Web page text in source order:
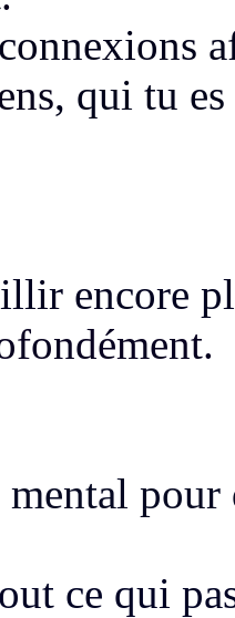
, qui tu
encore
pour
ce qui